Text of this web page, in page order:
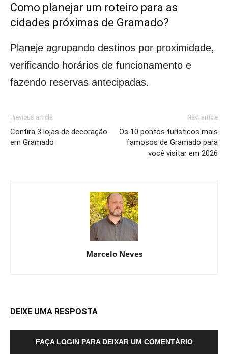
Como planejar um roteiro para as
cidades próximas de Gramado?
Planeje agrupando destinos por proximidade,
verificando horários de funcionamento e
fazendo reservas antecipadas.
Previous article
Confira 3 lojas de decoração
em Gramado
Next article
Os 10 pontos turísticos mais
famosos de Gramado para
você visitar em 2026
Marcelo Neves
DEIXE UMA RESPOSTA
FAÇA LOGIN PARA DEIXAR UM COMENTÁRIO